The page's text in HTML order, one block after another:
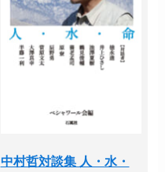
中村哲対談集 人・水・